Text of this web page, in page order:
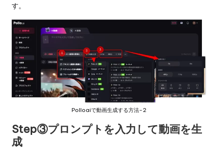
す。
Polloaiで動画生成する方法-2
Step③プロンプトを入力して動画を生
成